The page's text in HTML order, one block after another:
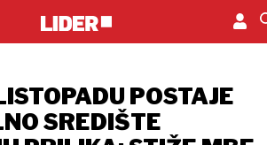
POSTAJE
SREDIŠTE